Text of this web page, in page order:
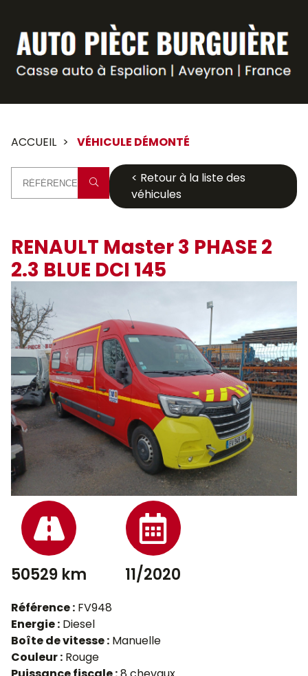
ACCUEIL VÉHICULE DÉMONTÉ
< Retour à la liste des
véhicules
RENAULT Master 3 PHASE 2
2.3 BLUE DCI 145
50529 km 11/2020
Référence : FV948
Energie : Diesel
Boîte de vitesse : Manuelle
Couleur : Rouge